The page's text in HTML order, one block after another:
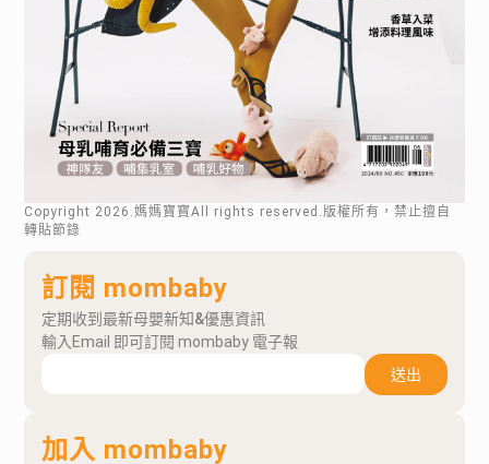
Copyright 2026 .媽媽寶寶All rights reserved.版權所有，禁止擅自
轉貼節錄
訂閱 mombaby
定期收到最新母嬰新知&優惠資訊
輸入Email 即可訂閱 mombaby 電子報
送出
加入 mombaby